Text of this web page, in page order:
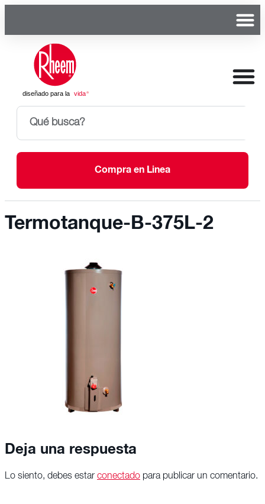
Compra en Linea
Termotanque-B-375L-2
Deja una respuesta
Lo siento, debes estar conectado para publicar un comentario.